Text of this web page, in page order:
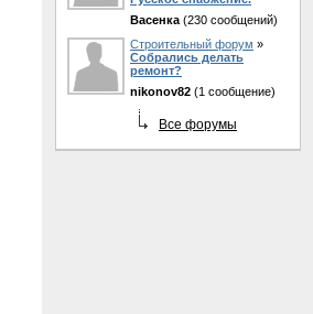
Васенка (230 сообщений)
Строительный форум »
Собрались делать
ремонт?
nikonov82 (1 сообщение)
Все форумы